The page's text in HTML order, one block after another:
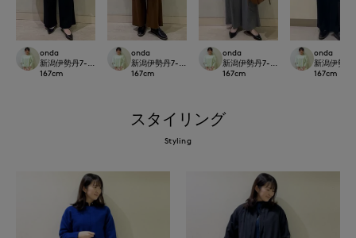
onda
新潟伊勢丹7-IDconcept.
167cm
onda
新潟伊勢丹7-IDconcept.
167cm
onda
新潟伊勢丹7-IDconcept.
167cm
onda
新潟伊勢
167cm
スタイリング
Styling